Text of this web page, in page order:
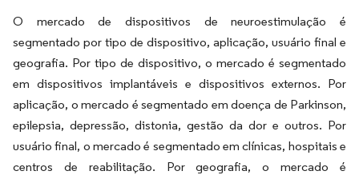
O mercado de dispositivos de neuroestimulação é
segmentado por tipo de dispositivo, aplicação, usuário final e
geografia. Por tipo de dispositivo, o mercado é segmentado
em dispositivos implantáveis e dispositivos externos. Por
aplicação, o mercado é segmentado em doença de Parkinson,
epilepsia, depressão, distonia, gestão da dor e outros. Por
usuário final, o mercado é segmentado em clínicas, hospitais e
centros de reabilitação. Por geografia, o mercado é